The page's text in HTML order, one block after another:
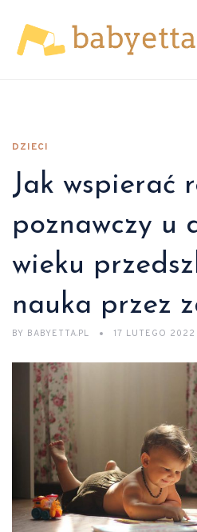
DZIECI
Jak wspierać
poznawczy u
wieku
nauka przez
BY BABYETTA.PL 17 LUTEGO 2022